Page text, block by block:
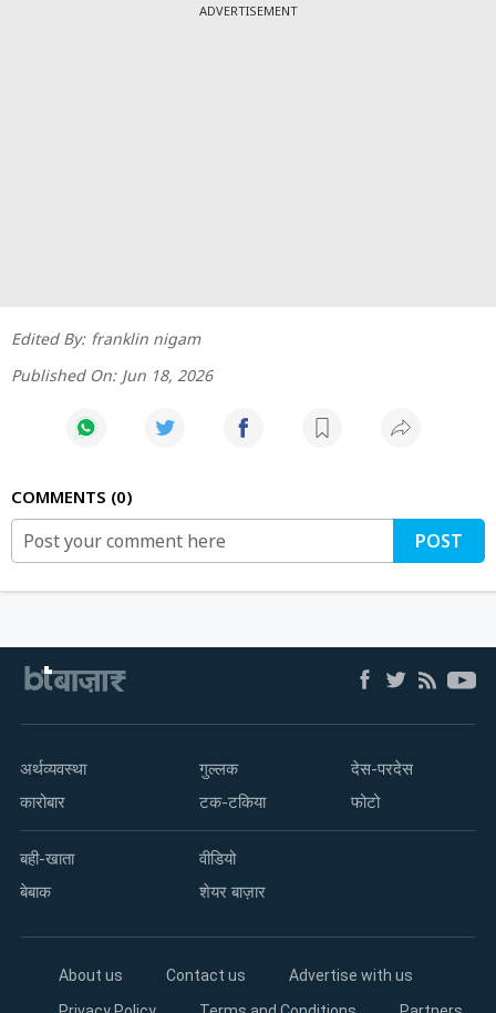
ADVERTISEMENT
Edited By: franklin nigam
Published On: Jun 18, 2026
COMMENTS 0
POST
अर्थव्यवस्था
कारोबार
गुल्लक
टक-टकिया
देस-परदेस
फोटो
बही-खाता
बेबाक
वीडियो
शेयर बाज़ार
About us Contact us
Advertise with us